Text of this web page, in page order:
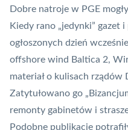
Dobre natroje w PGE
Kiedy rano „jedynki” gazet
ogłoszonych dzień
offshore wind Baltica 2,
materiał o kulisach rządów
Zatytułowano go
remonty gabinetów i
Podobne publikacje